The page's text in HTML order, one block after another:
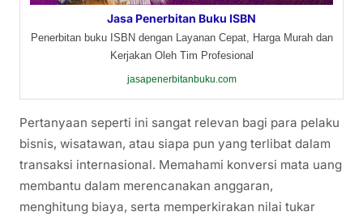
Jasa Penerbitan Buku ISBN
Penerbitan buku ISBN dengan Layanan Cepat, Harga Murah dan
Kerjakan Oleh Tim Profesional
jasapenerbitanbuku.com
Pertanyaan seperti ini sangat relevan bagi para pelaku
bisnis, wisatawan, atau siapa pun yang terlibat dalam
transaksi internasional. Memahami konversi mata uang
membantu dalam merencanakan anggaran,
menghitung biaya, serta memperkirakan nilai tukar